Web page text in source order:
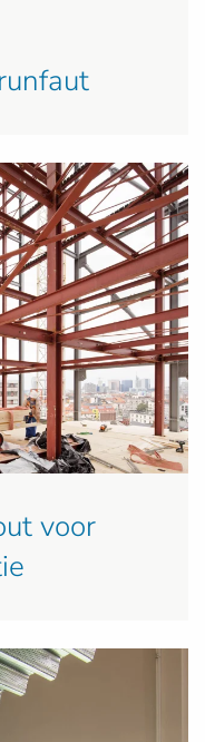
voor